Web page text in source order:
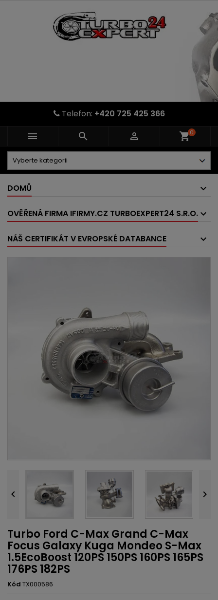
Telefon: +420 725 425 366
   shopping_cart0
DOMŮ
OVĚŘENÁ FIRMA IFIRMY.CZ TURBOEXPERT24 S.R.O.
NÁŠ CERTIFIKÁT V EVROPSKÉ DATABANCE
 
Turbo Ford C-Max Grand C-Max
Focus Galaxy Kuga Mondeo S-Max
1.5EcoBoost 120PS 150PS 160PS 165PS
176PS 182PS
Kód TX000586